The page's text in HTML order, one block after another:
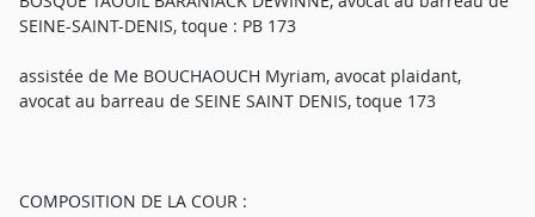
SEINE-SAINT-DENIS, toque : PB 173
assistée de Me BOUCHAOUCH Myriam, avocat plaidant,
avocat au barreau de SEINE SAINT DENIS, toque 173
COMPOSITION DE LA COUR :